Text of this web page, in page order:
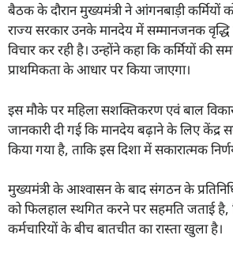
बैठक के दौरान मुख्यमंत्री ने आंगनबाड़ी कर्मियों
राज्य सरकार उनके मानदेय में सम्मानजनक
विचार कर रही है। उन्होंने कहा कि कर्मियों की
प्राथमिकता के आधार पर किया जाएगा।
इस मौके पर महिला सशक्तिकरण एवं बाल
जानकारी दी गई कि मानदेय बढ़ाने के लिए केंद्र
किया गया है, ताकि इस दिशा में सकारात्मक
मुख्यमंत्री के आश्वासन के बाद संगठन के
को फिलहाल स्थगित करने पर सहमति जताई
कर्मचारियों के बीच बातचीत का रास्ता खुला है।